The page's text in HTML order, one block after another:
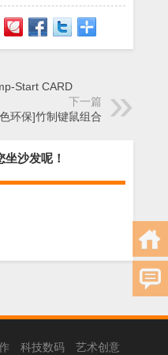
Start CARD
下一篇
环保]竹制键鼠组合
沙发呢！
科技数码 艺术创意